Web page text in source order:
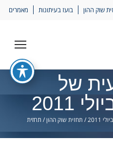
שוק ההון בועז בעיתונות מאמרים
של
/ תחזית שוק ההון/ תחזית